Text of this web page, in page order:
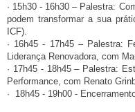
· 15h30 - 16h30 – Palestra:
podem transformar a sua
ICF).
· 16h45 - 17h45 – Palestra:
Liderança Renovadora, com
· 17h45 - 18h45 – Palestra:
Performance, com Renato
· 18h45 - 19h00 -